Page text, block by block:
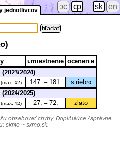
jednotlivcov pc cp sk en
umiestnenie ocenenie
2024)
(max. 42) 147. – 181.
striebro
2025)
(max. 42) 27. – 72. zlato
obsahovať chyby. Doplňujúce / správne
skmo ~ skmo.sk